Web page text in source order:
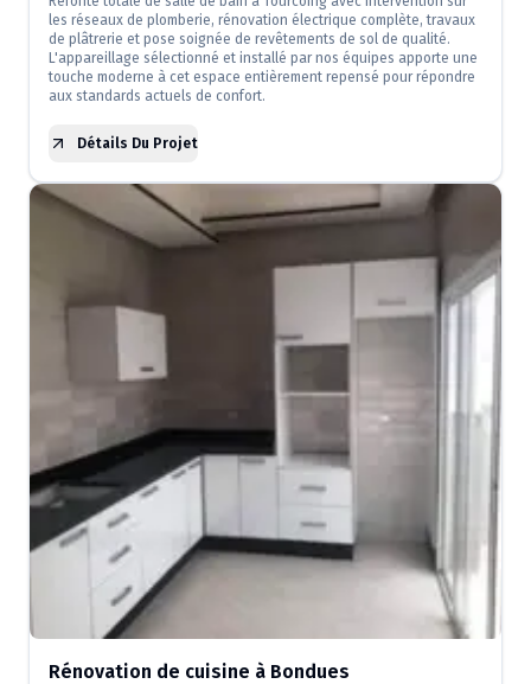
les réseaux de plomberie, rénovation électrique complète, travaux
de plâtrerie et pose soignée de revêtements de sol de qualité.
L'appareillage sélectionné et installé par nos équipes apporte une
touche moderne à cet espace entièrement repensé pour répondre
aux standards actuels de confort.
Détails Du Projet
Rénovation de cuisine à Bondues